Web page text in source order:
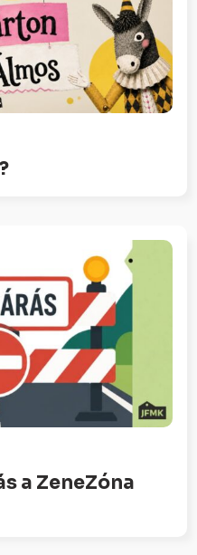
a ZeneZóna